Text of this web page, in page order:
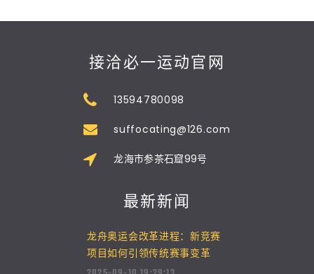
接洽必一运动官网
13594780098
suffocating@126.com
龙海市参茶石窟99号
最新新闻
龙舟奥运会改革进程：新竞赛
项目如何引领传统赛事变革